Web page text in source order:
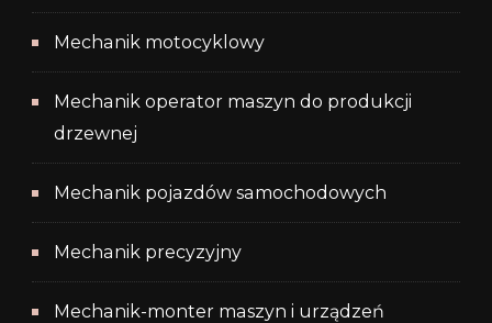
Mechanik motocyklowy
Mechanik operator maszyn do produkcji
drzewnej
Mechanik pojazdów samochodowych
Mechanik precyzyjny
Mechanik-monter maszyn i urządzeń